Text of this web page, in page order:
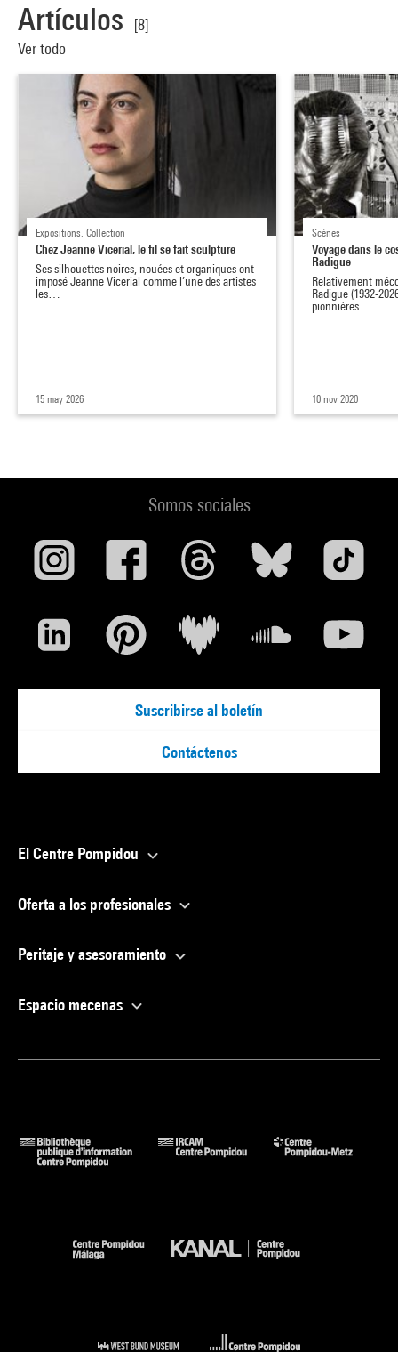
Artículos
[8]
Ver todo
Expositions, Collection
Chez Jeanne Vicerial, le fil se fait sculpture
Ses silhouettes noires, nouées et organiques ont
imposé Jeanne Vicerial comme l’une des artistes
les…
15 may 2026
Scènes
Voyage dans le
Radigue
Relativement
Radigue (1932-
pionnières …
10 nov 2020
Somos sociales
Suscribirse al boletín
Contáctenos
El Centre Pompidou
Oferta a los profesionales
Peritaje y asesoramiento
Espacio mecenas